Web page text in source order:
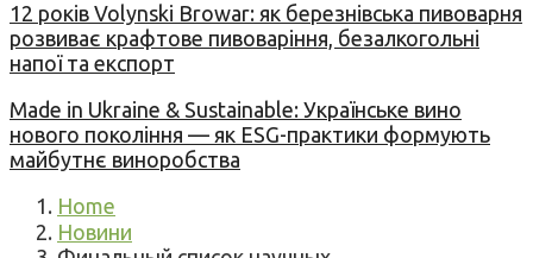
12 років Volynski Browar: як березнівська пивоварня
розвиває крафтове пивоваріння, безалкогольні
напої та експорт
Made in Ukraine & Sustainable: Українське вино
нового покоління — як ESG-практики формують
майбутнє виноробства
Home
Новини